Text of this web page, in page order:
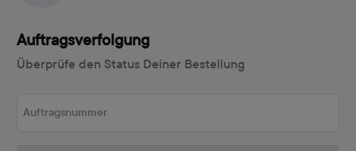
Auftragsverfolgung
Überprüfe den Status Deiner Bestellung